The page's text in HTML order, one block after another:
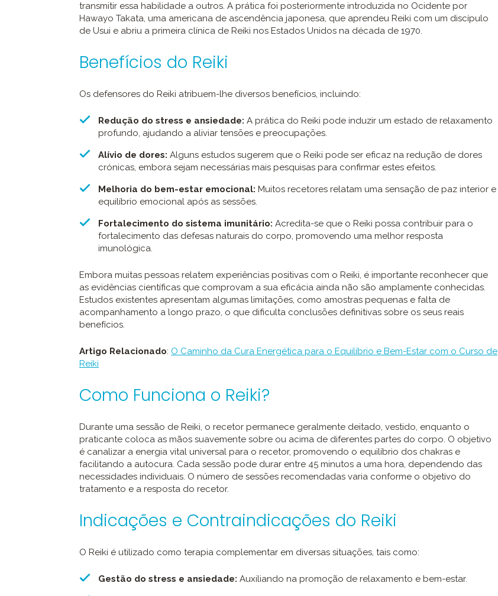
transmitir essa habilidade a outros. A prática foi posteriormente introduzida no Ocidente por
Hawayo Takata, uma americana de ascendência japonesa, que aprendeu Reiki com um discípulo
de Usui e abriu a primeira clínica de Reiki nos Estados Unidos na década de 1970.
Benefícios do Reiki
Os defensores do Reiki atribuem-lhe diversos benefícios, incluindo:
Redução do stress e ansiedade: A prática do Reiki pode induzir um estado de relaxamento
profundo, ajudando a aliviar tensões e preocupações.
Alívio de dores: Alguns estudos sugerem que o Reiki pode ser eficaz na redução de dores
crónicas, embora sejam necessárias mais pesquisas para confirmar estes efeitos.
Melhoria do bem-estar emocional: Muitos recetores relatam uma sensação de paz interior e
equilíbrio emocional após as sessões.
Fortalecimento do sistema imunitário: Acredita-se que o Reiki possa contribuir para o
fortalecimento das defesas naturais do corpo, promovendo uma melhor resposta
imunológica.
Embora muitas pessoas relatem experiências positivas com o Reiki, é importante reconhecer que
as evidências científicas que comprovam a sua eficácia ainda não são amplamente conhecidas.
Estudos existentes apresentam algumas limitações, como amostras pequenas e falta de
acompanhamento a longo prazo, o que dificulta conclusões definitivas sobre os seus reais
benefícios.
Artigo Relacionado: O Caminho da Cura Energética para o Equilíbrio e Bem-Estar com o Curso de
Reiki
Como Funciona o Reiki?
Durante uma sessão de Reiki, o recetor permanece geralmente deitado, vestido, enquanto o
praticante coloca as mãos suavemente sobre ou acima de diferentes partes do corpo. O objetivo
é canalizar a energia vital universal para o recetor, promovendo o equilíbrio dos chakras e
facilitando a autocura. Cada sessão pode durar entre 45 minutos a uma hora, dependendo das
necessidades individuais. O número de sessões recomendadas varia conforme o objetivo do
tratamento e a resposta do recetor.
Indicações e Contraindicações do Reiki
O Reiki é utilizado como terapia complementar em diversas situações, tais como:
Gestão do stress e ansiedade: Auxiliando na promoção de relaxamento e bem-estar.